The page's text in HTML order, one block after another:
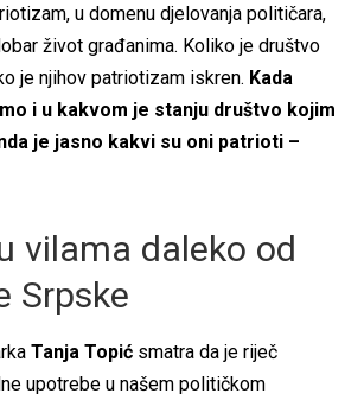
u domenu djelovanja političara,
život građanima. Koliko je društvo
je njihov patriotizam iskren. Kada
i u kakvom je stanju društvo kojim
je jasno kakvi su oni patrioti –
vilama daleko od
Srpske
Tanja Topić smatra da je riječ
upotrebe u našem političkom